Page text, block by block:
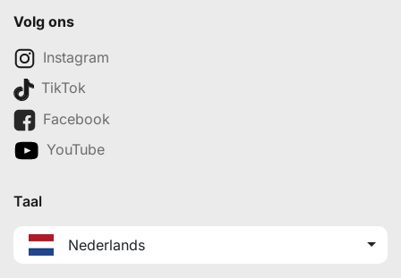
Volg ons
Instagram
TikTok
Facebook
YouTube
Taal
Nederlands